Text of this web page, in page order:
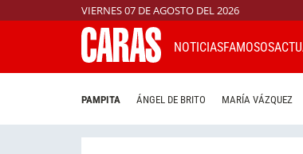
VIERNES 07 DE AGOSTO DEL 2026
NOTICIASFAMOSOS
PAMPITA ÁNGEL DE BRITO MARÍA VÁZQUEZ